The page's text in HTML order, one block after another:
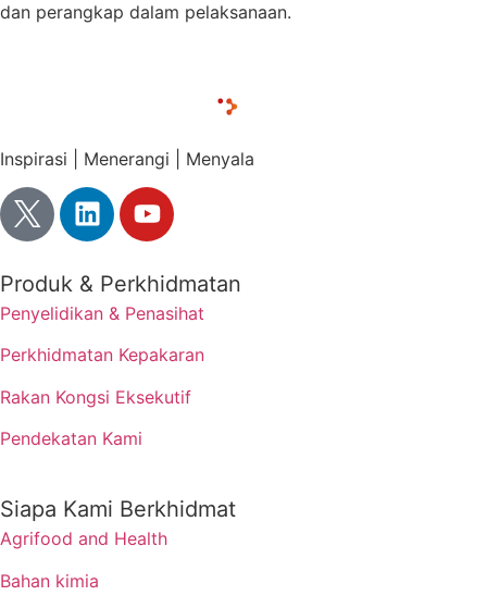
dan perangkap dalam pelaksanaan.
Inspirasi | Menerangi | Menyala
Produk & Perkhidmatan
Penyelidikan & Penasihat
Perkhidmatan Kepakaran
Rakan Kongsi Eksekutif
Pendekatan Kami
Siapa Kami Berkhidmat
Agrifood and Health
Bahan kimia